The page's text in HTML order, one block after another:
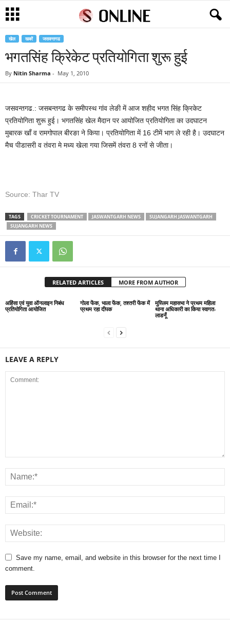
खेल खबरें जसवन्तगढ
भगतसिंह क्रिेकेट प्रतियोगिता शुरू हुई
By Nitin Sharma - May 1, 2010
जसवन्तगढ.: जसबन्तगढ के समीपस्थ गांव लेङी में आज शहीद भगत सिंह क्रिकेट
प्रतियोगिता शुरू हुई। भगतसिंह खेल मैदान पर आयोजित प्रतियोगिता का उदघाटन
मुबारक खाँ व रामगोपाल बीरङा ने किया। प्रतियोगिता में 16 टीमें भाग ले रही है। उदघाटन
मैच पीडासरी व तंवरा मे मध्य खेला गया जिसमें तंवरा 8 रनों से जीता।
Source: Thar TV
TAGS CRICKET TOURNAMENT JASWANTGARH NEWS
SUJANGARH JASWANTGARH
SUJANGARH NEWS
RELATED ARTICLES MORE FROM AUTHOR
अहिंसा एवं युवा ऑनलाइन निबंध
प्रतियोगिता आयोजित
गोला फेंक, भाला फेंक, तश्तरी फेंक में
प्रथम रहा दीपक
मुस्लिम महासभा ने प्रथम महिला
थाना अधिकारी का किया स्वागत-
लाडनूँ
LEAVE A REPLY
Save my name, email, and website in this browser for the next time I
comment.